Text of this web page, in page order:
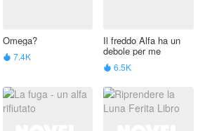
Omega?
 7.4K
Il freddo Alfa ha un
debole per me
 6.5K